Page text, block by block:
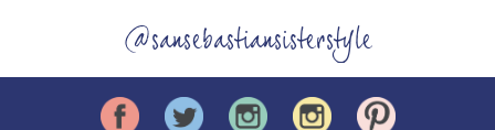
@sansebastiansisterstyle